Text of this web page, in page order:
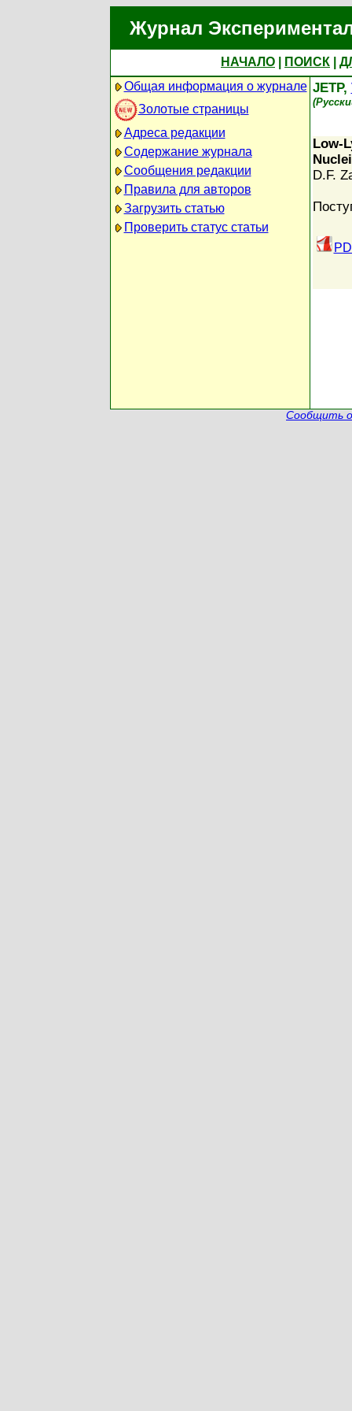
Журнал
НАЧАЛО ПОИСК
Общая информация о журнале
Золотые страницы
Адреса редакции
Содержание журнала
Сообщения редакции
Правила для авторов
Загрузить статью
Проверить статус статьи
JETP,
Low-
Nuclei
D.F.
Сообщить о